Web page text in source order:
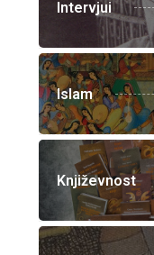
Intervjui
Islam
Književnost